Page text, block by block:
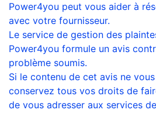
Power4you peut vous aider à
avec votre fournisseur.
Le service de gestion des
Power4you formule un avis
problème soumis.
Si le contenu de cet avis ne
conservez tous vos droits de
de vous adresser aux services